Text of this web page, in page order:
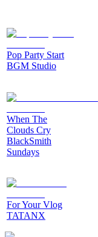
Pop Party Start
BGM Studio
When The
Clouds Cry
BlackSmith
Sundays
For Your Vlog
TATANX